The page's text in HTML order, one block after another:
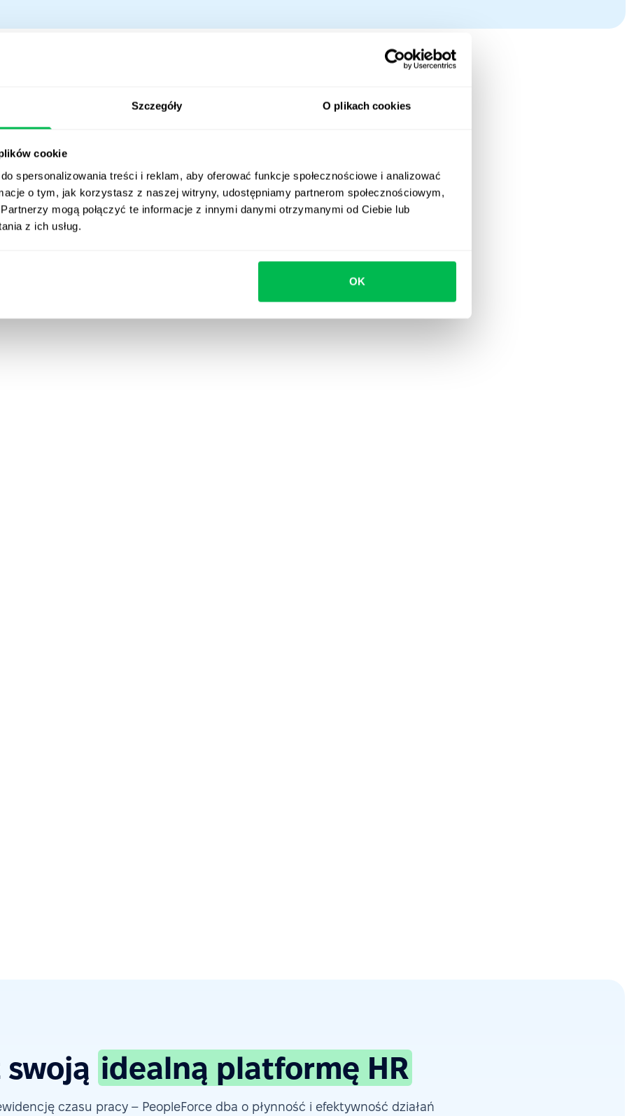
Szczegóły O plikach cookies
cookie
spersonalizowania treści i reklam, aby oferować funkcje społecznościowe i analizować
o tym, jak korzystasz z naszej witryny, udostępniamy partnerom społecznościowym,
mogą połączyć te informacje z innymi danymi otrzymanymi od Ciebie lub
z ich usług.
OK
nam już
z całego świata
przedsiębiorstwa – PeopleForce upraszcza codzienne zadania
HR, oferując system, z którego pracownicy naprawdę lubią korzystać.
swoją idealną platformę HR
czasu pracy – PeopleForce dba o płynność i efektywność działań